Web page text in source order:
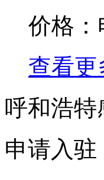
价格：
查看更
呼和浩
申请入驻